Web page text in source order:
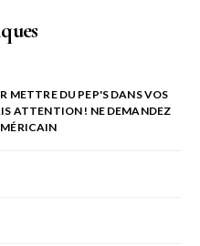
METTRE DU PEP'S DANS VOS
ATTENTION ! NE DEMANDEZ